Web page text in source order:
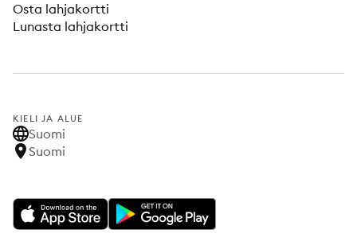
Osta lahjakortti
Lunasta lahjakortti
KIELI JA ALUE
Suomi
Suomi